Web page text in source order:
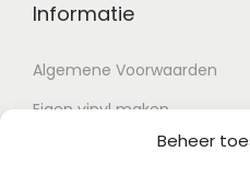
Beheer
Informatie
Algemene Voorwaarden
Eigen vinyl maken
Retour voorwaarden